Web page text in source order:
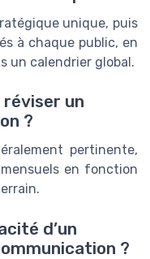
unique, puis
à chaque public, en
un calendrier global.
un
?
pertinente,
en fonction
d’un
?